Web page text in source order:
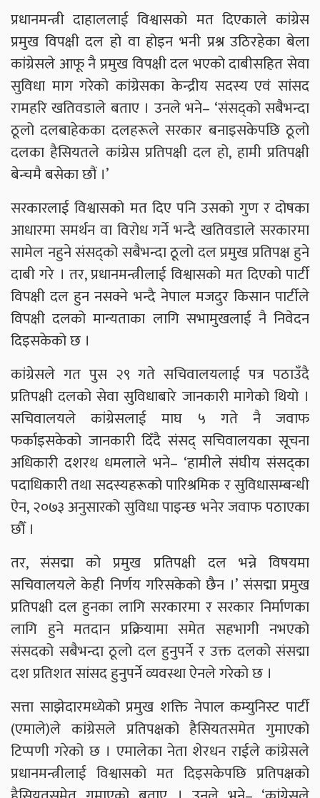
प्रधानमन्त्री दाहाललाई विश्वासको मत दिएकाले कांग्रेस
प्रमुख विपक्षी दल हो वा होइन भनी प्रश्न उठिरहेका बेला
कांग्रेसले आफू नै प्रमुख विपक्षी दल भएको दाबीसहित सेवा
सुविधा माग गरेको कांग्रेसका केन्द्रीय सदस्य एवं सांसद
रामहरि खतिवडाले बताए । उनले भने– ‘संसद्को सबैभन्दा
ठूलो दलबाहेकका दलहरूले सरकार बनाइसकेपछि ठूलो
दलका हैसियतले कांग्रेस प्रतिपक्षी दल हो, हामी प्रतिपक्षी
बेन्चमै बसेका छौं ।’
सरकारलाई विश्वासको मत दिए पनि उसको गुण र दोषका
आधारमा समर्थन वा विरोध गर्ने भन्दै खतिवडाले सरकारमा
सामेल नहुने संसद्को सबैभन्दा ठूलो दल प्रमुख प्रतिपक्ष हुने
दाबी गरे । तर, प्रधानमन्त्रीलाई विश्वासको मत दिएको पार्टी
विपक्षी दल हुन नसक्ने भन्दै नेपाल मजदुर किसान पार्टीले
विपक्षी दलको मान्यताका लागि सभामुखलाई नै निवेदन
दिइसकेको छ ।
कांग्रेसले गत पुस २९ गते सचिवालयलाई पत्र पठाउँदै
प्रतिपक्षी दलको सेवा सुविधाबारे जानकारी मागेको थियो ।
सचिवालयले कांग्रेसलाई माघ ५ गते नै जवाफ
फर्काइसकेको जानकारी दिँदै संसद् सचिवालयका सूचना
अधिकारी दशरथ धमलाले भने– ‘हामीले संघीय संसद्का
पदाधिकारी तथा सदस्यहरूको पारिश्रमिक र सुविधासम्बन्धी
ऐन, २०७३ अनुसारको सुविधा पाइन्छ भनेर जवाफ पठाएका
छौँ ।
तर, संसद्मा को प्रमुख प्रतिपक्षी दल भन्ने विषयमा
सचिवालयले केही निर्णय गरिसकेको छैन ।’ संसद्मा प्रमुख
प्रतिपक्षी दल हुनका लागि सरकारमा र सरकार निर्माणका
लागि हुने मतदान प्रक्रियामा समेत सहभागी नभएको
संसदको सबैभन्दा ठूलो दल हुनुपर्ने र उक्त दलको संसद्मा
दश प्रतिशत सांसद हुनुपर्ने व्यवस्था ऐनले गरेको छ ।
सत्ता साझेदारमध्येको प्रमुख शक्ति नेपाल कम्युनिस्ट पार्टी
(एमाले)ले कांग्रेसले प्रतिपक्षको हैसियतसमेत गुमाएको
टिप्पणी गरेको छ । एमालेका नेता शेरधन राईले कांग्रेसले
प्रधानमन्त्रीलाई विश्वासको मत दिइसकेपछि प्रतिपक्षको